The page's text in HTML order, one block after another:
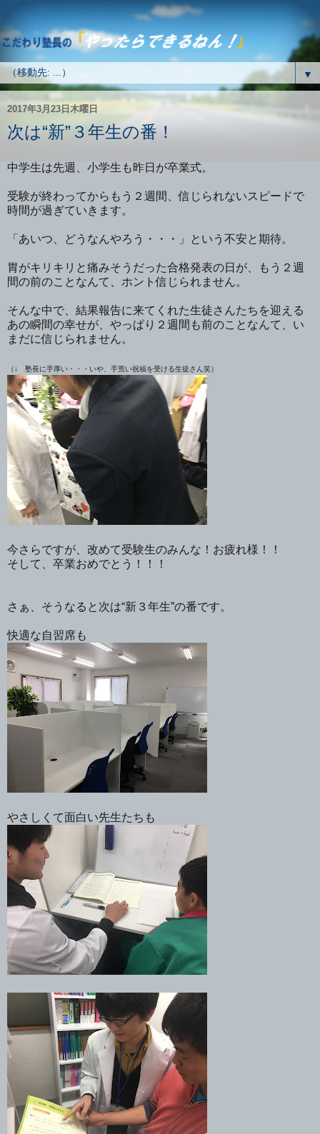
▼
2017年3月23日木曜日
次は“新”３年生の番！
中学生は先週、小学生も昨日が卒業式。
受験が終わってからもう２週間、信じられないスピードで
時間が過ぎていきます。
「あいつ、どうなんやろう・・・」という不安と期待。
胃がキリキリと痛みそうだった合格発表の日が、もう２週
間の前のことなんて、ホント信じられません。
そんな中で、結果報告に来てくれた生徒さんたちを迎える
あの瞬間の幸せが、やっぱり２週間も前のことなんて、い
まだに信じられません。
（↓ 塾長に手厚い・・・いや、手荒い祝福を受ける生徒さん笑）
今さらですが、改めて受験生のみんな！お疲れ様！！
そして、卒業おめでとう！！！
さぁ、そうなると次は“新３年生”の番です。
快適な自習席も
やさしくて面白い先生たちも